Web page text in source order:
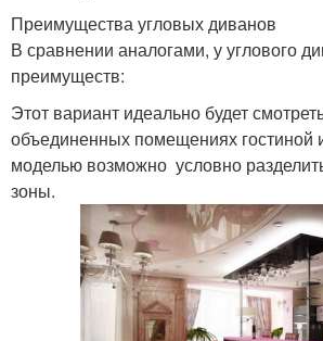
Преимущества угловых диванов
В сравнении аналогами, у углового
преимуществ:
Этот вариант идеально будет
объединенных помещениях гостиной
моделью возможно условно
зоны.